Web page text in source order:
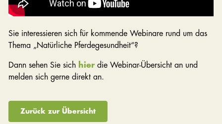
Sie interessieren sich für kommende Webinare rund um das
Thema „Natürliche Pferdegesundheit“?
Dann sehen Sie sich hierdie Webinar-Übersicht an und
melden sich gerne direkt an.
Zurück zur Übersicht